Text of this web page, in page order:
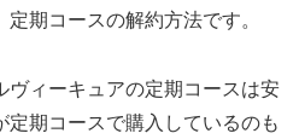
期コースの解約方法です。
ヴィーキュアの定期コースは安
期コースで購入しているのも